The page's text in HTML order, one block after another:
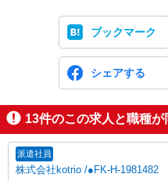
ブックマーク
シェアする
13件のこの求人と職種が
派遣社員
株式会社kotrio /●FK-H-1981482